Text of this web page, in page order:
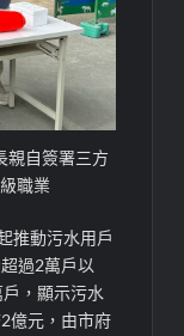
親自簽署三方
職業
推動污水用戶
過2萬戶以
，顯示污水
億元，由市府